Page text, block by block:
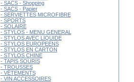
- SACS - Shopping
- SACS - Papier
- SERVIETTES MICROFIBRE
- SPORTS
- SOLAIRE
- STYLOS - MENU GENERAL
- STYLOS AVEC LIQUIDE
- STYLOS EUROPEENS
- STYLOS EN CARTON
- STYLOS CHINE
- TAPIS SOURIS
- TROUSSES
- VÊTEMENTS
- VIN ACCESSOIRES